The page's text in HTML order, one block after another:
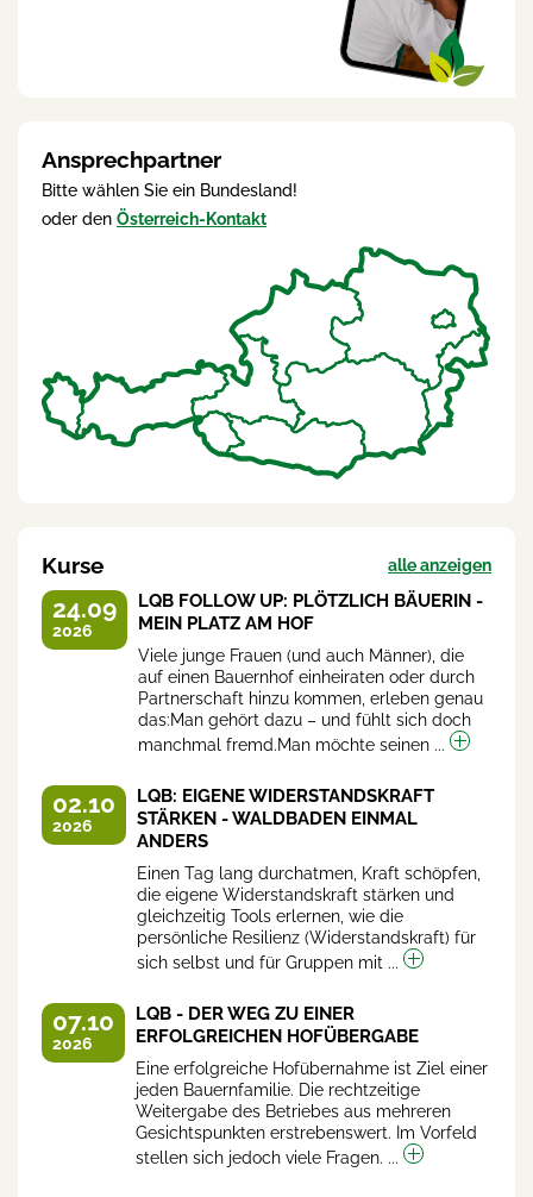
Ansprechpartner
Bitte wählen Sie ein Bundesland!
oder den Österreich-Kontakt
Kurse alle anzeigen
24.09
2026
LQB FOLLOW UP: PLÖTZLICH BÄUERIN -
MEIN PLATZ AM HOF
Viele junge Frauen (und auch Männer), die
auf einen Bauernhof einheiraten oder durch
Partnerschaft hinzu kommen, erleben genau
das:Man gehört dazu – und fühlt sich doch
manchmal fremd.Man möchte seinen ...
02.10
2026
LQB: EIGENE WIDERSTANDSKRAFT
STÄRKEN - WALDBADEN EINMAL
ANDERS
Einen Tag lang durchatmen, Kraft schöpfen,
die eigene Widerstandskraft stärken und
gleichzeitig Tools erlernen, wie die
persönliche Resilienz (Widerstandskraft) für
sich selbst und für Gruppen mit ...
07.10
2026
LQB - DER WEG ZU EINER
ERFOLGREICHEN HOFÜBERGABE
Eine erfolgreiche Hofübernahme ist Ziel einer
jeden Bauernfamilie. Die rechtzeitige
Weitergabe des Betriebes aus mehreren
Gesichtspunkten erstrebenswert. Im Vorfeld
stellen sich jedoch viele Fragen. ...